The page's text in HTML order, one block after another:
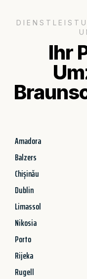
Ihr
Amadora
Balzers
Chișinău
Dublin
Limassol
Nikosia
Porto
Rijeka
Rugell